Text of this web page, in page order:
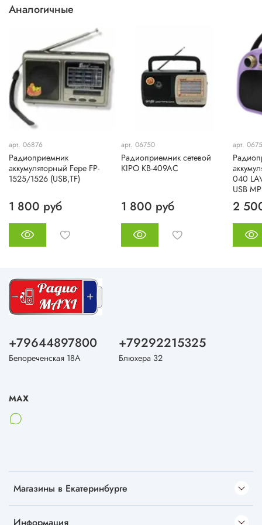
Аналогичные
арт. 06876
Радиоприемник
аккумуляторный Fepe FP-
1525/1526 (USB,TF)
1 800 руб
арт. 06750
Радиоприемник сетевой
KIPO KB-409AC
1 800 руб
арт.
040
USB
2
Магазины в Екатеринбурге
+79644897800
Белореченская 18А
+79292215325
Блюхера 32
MAX